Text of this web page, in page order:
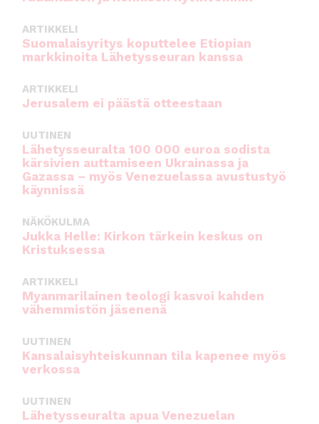
k
ARTIKKELI
Suomalaisyritys koputtelee Etiopian
markkinoita Lähetysseuran kanssa
ARTIKKELI
Jerusalem ei päästä otteestaan
UUTINEN
Lähetysseuralta 100 000 euroa sodista
kärsivien auttamiseen Ukrainassa ja
Gazassa – myös Venezuelassa avustustyö
käynnissä
NÄKÖKULMA
Jukka Helle: Kirkon tärkein keskus on
Kristuksessa
ARTIKKELI
Myanmarilainen teologi kasvoi kahden
vähemmistön jäsenenä
UUTINEN
Kansalaisyhteiskunnan tila kapenee myös
verkossa
UUTINEN
Lähetysseuralta apua Venezuelan